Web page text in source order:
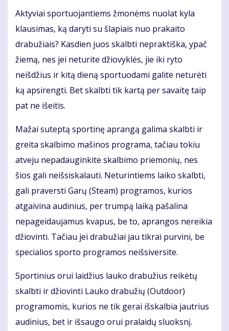
Aktyviai sportuojantiems žmonėms nuolat kyla
klausimas, ką daryti su šlapiais nuo prakaito
drabužiais? Kasdien juos skalbti nepraktiška, ypač
žiemą, nes jei neturite džiovyklės, jie iki ryto
neišdžius ir kitą dieną sportuodami galite neturėti
ką apsirengti. Bet skalbti tik kartą per savaitę taip
pat ne išeitis.
Mažai suteptą sportinę aprangą galima skalbti ir
greita skalbimo mašinos programa, tačiau tokiu
atveju nepadauginkite skalbimo priemonių, nes
šios gali neišsiskalauti. Neturintiems laiko skalbti,
gali praversti Garų (Steam) programos, kurios
atgaivina audinius, per trumpą laiką pašalina
nepageidaujamus kvapus, be to, aprangos nereikia
džiovinti. Tačiau jei drabužiai jau tikrai purvini, be
specialios sporto programos neišsiversite.
Sportinius orui laidžius lauko drabužius reikėtų
skalbti ir džiovinti Lauko drabužių (Outdoor)
programomis, kurios ne tik gerai išskalbia jautrius
audinius, bet ir išsaugo orui pralaidų sluoksnį.